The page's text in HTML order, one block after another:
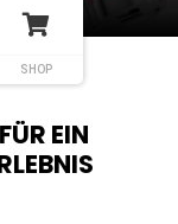
SHOP
EIN